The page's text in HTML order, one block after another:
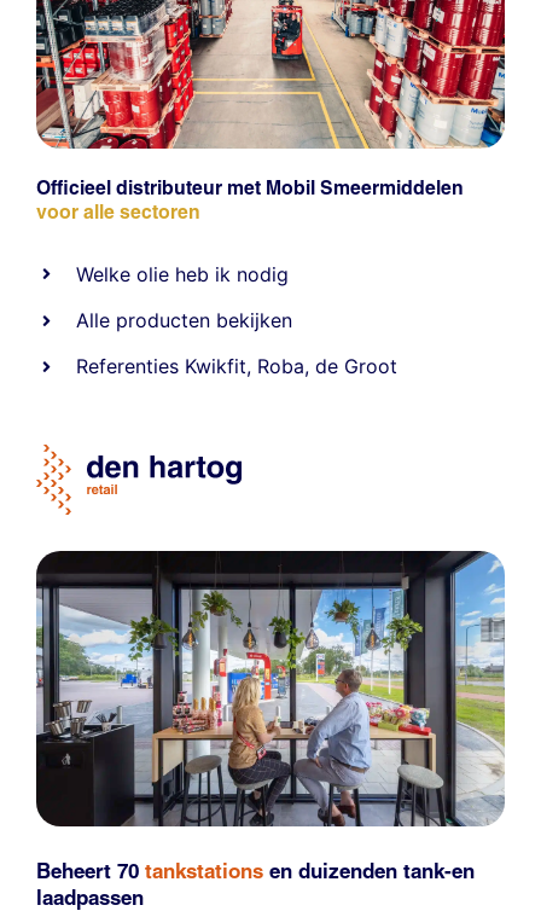
Officieel distributeur met Mobil Smeermiddelen
voor alle sectoren
Welke olie heb ik nodig
Alle producten bekijken
Referenties Kwikfit, Roba,de Groot
Beheert 70 tankstations en duizenden tank-en
laadpassen